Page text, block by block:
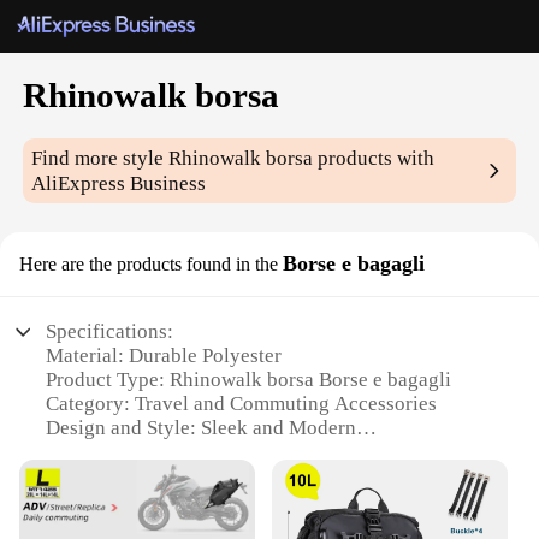
Rhinowalk borsa
Find more styleRhinowalk borsa products with
AliExpress Business
Here are the products found in the Borse e bagagli
Specifications:
Material: Durable Polyester
Product Type: Rhinowalk borsa Borse e bagagli
Category: Travel and Commuting Accessories
Design and Style: Sleek and Modern
Valuables
Performance and Property: Water-Resistant and
Lightweight